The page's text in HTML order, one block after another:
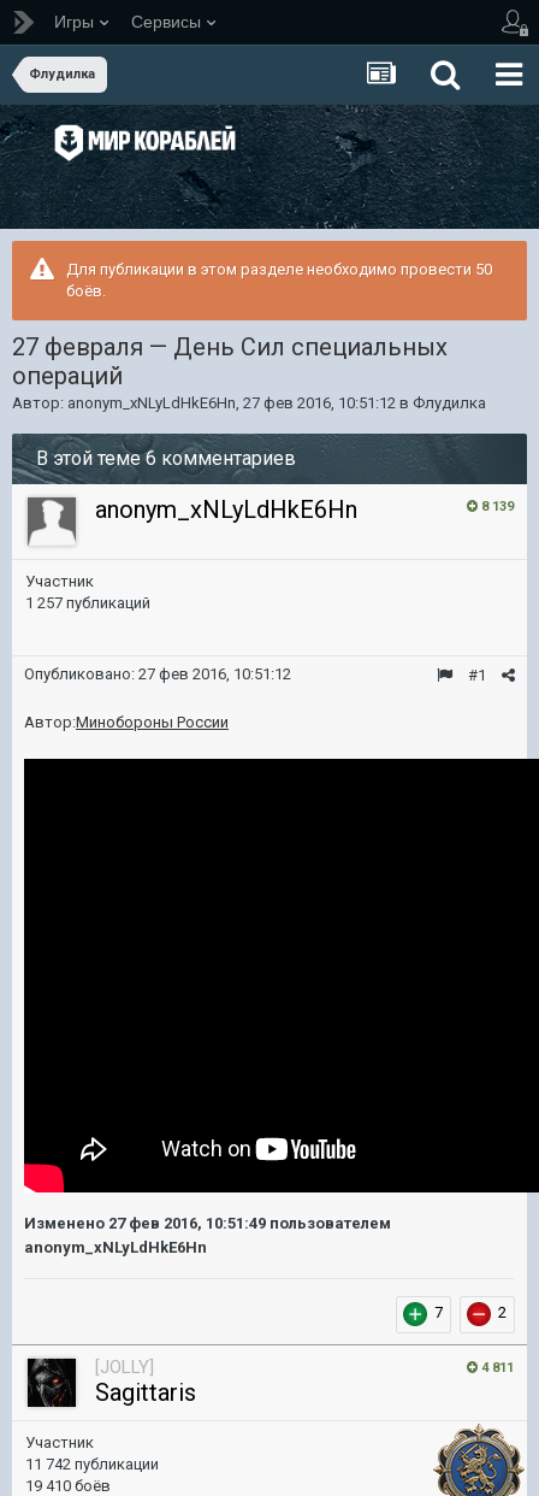
Игры Сервисы
Флудилка
Для публикации в этом разделе необходимо провести 50
боёв.
27 февраля — День Сил специальных
операций
Автор: anonym_xNLyLdHkE6Hn, 27 фев 2016, 10:51:12 в Флудилка
В этой теме 6 комментариев
8 139
anonym_xNLyLdHkE6Hn
Участник
1 257 публикаций
#1
Опубликовано: 27 фев 2016, 10:51:12
Автор:Минобороны России
Изменено 27 фев 2016, 10:51:49 пользователем
anonym_xNLyLdHkE6Hn
7 2
4 811
[JOLLY]
Sagittaris
Участник
11 742 публикации
19 410 боёв